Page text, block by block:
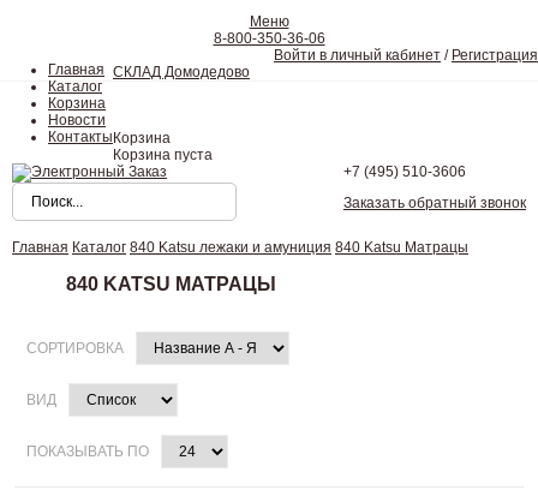
Меню
8-800-350-36-06
Главная
Каталог
Корзина
Новости
Контакты
Войти в личный кабинет / Регистрация
СКЛАД Домодедово
Корзина
Корзина пуста
+7 (495) 510-3606
Заказать обратный звонок
Главная Каталог 840 Katsu лежаки и амуниция 840 Katsu Матрацы
840 KATSU МАТРАЦЫ
СОРТИРОВКА
ВИД
ПОКАЗЫВАТЬ ПО